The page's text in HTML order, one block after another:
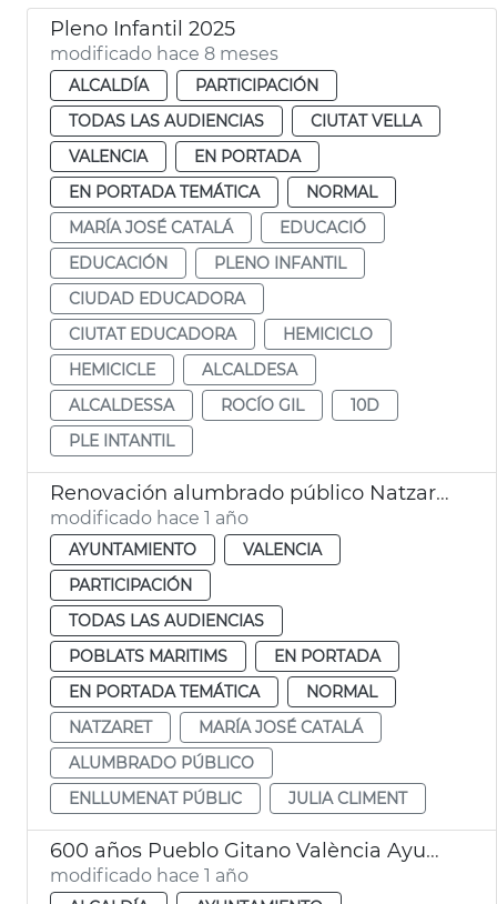
Pleno Infantil 2025
modificado hace 8 meses
ALCALDÍA
PARTICIPACIÓN
TODAS LAS AUDIENCIAS
CIUTAT VELLA
VALENCIA
EN PORTADA
EN PORTADA TEMÁTICA
NORMAL
MARÍA JOSÉ CATALÁ
EDUCACIÓ
EDUCACIÓN
PLENO INFANTIL
CIUDAD EDUCADORA
CIUTAT EDUCADORA
HEMICICLO
HEMICICLE
ALCALDESA
ALCALDESSA
ROCÍO GIL
10D
PLE INTANTIL
Renovación alumbrado público Natzaret
modificado hace 1 año
AYUNTAMIENTO
VALENCIA
PARTICIPACIÓN
TODAS LAS AUDIENCIAS
POBLATS MARITIMS
EN PORTADA
EN PORTADA TEMÁTICA
NORMAL
NATZARET
MARÍA JOSÉ CATALÁ
ALUMBRADO PÚBLICO
ENLLUMENAT PÚBLIC
JULIA CLIMENT
600 años Pueblo Gitano València Ayuntamiento
modificado hace 1 año